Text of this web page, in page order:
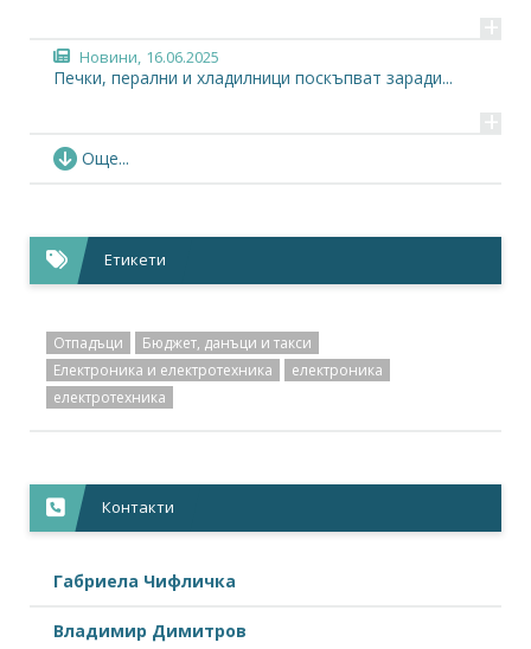
+
Новини, 16.06.2025
Печки, перални и хладилници поскъпват заради...
+
Новини,
Бялата техника поскъпва с между 5 и 10%
Новини,
Битовата техника може да поскъпне заради общо...
Новини, 09.06.2025
В бума на солари и батерии за ток, строежът им...
Новини, 30.05.2025
Още...
Етикети
Отпадъци
Бюджет, данъци и такси
Електроника и електротехника
електроника
електротехника
Контакти
Габриела Чифличка
Владимир Димитров